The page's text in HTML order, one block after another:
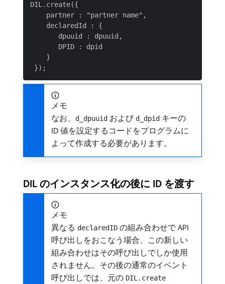
DIL.create({
    partner : "partner name",
    declaredId : {
       dpuuid : dpuuid,
       DPID : dpid
    }
メモ
なお、
d_dpuuid および d_dpid キーの
ID 値を設定するコードをプログラムに
よって作成する必要があります。
DIL のインスタンス化の後に ID を渡す
メモ
異なる declaredID の組み合わせで API
呼び出しをおこなう場合、この新しい
組み合わせはその呼び出しでしか使用
されません。その後の通常のイベント
呼び出しでは、元の DIL.create